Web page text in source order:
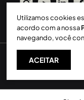
Sperinde Gestão
Todos os direitos
Utilizamos cookies
acordo com a nossa
navegando, você
ACEITAR